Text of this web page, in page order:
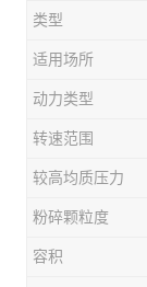
类型
适用场所
动力类型
转速范围
较高均质压力
粉碎颗粒度
容积